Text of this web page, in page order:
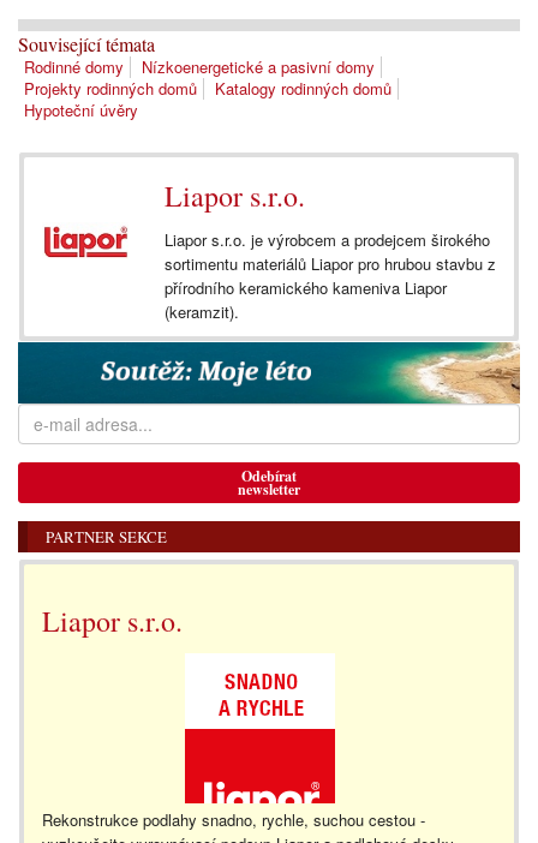
Související témata
Rodinné domy
Nízkoenergetické a pasivní domy
Projekty rodinných domů
Katalogy rodinných domů
Hypoteční úvěry
Liapor s.r.o.
Liapor s.r.o. je výrobcem a prodejcem širokého
sortimentu materiálů Liapor pro hrubou stavbu z
přírodního keramického kameniva Liapor
(keramzit).
Odebírat
newsletter
PARTNER SEKCE
Liapor s.r.o.
Rekonstrukce podlahy snadno, rychle, suchou cestou -